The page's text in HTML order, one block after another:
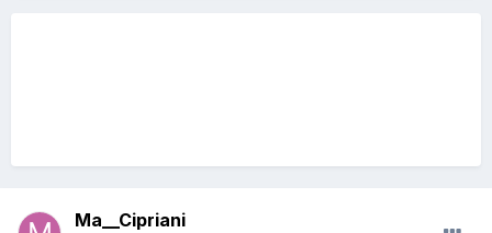
Ma__Cipriani